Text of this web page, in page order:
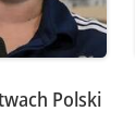
Polski